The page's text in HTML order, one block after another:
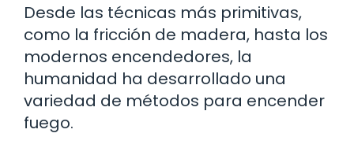
Desde las técnicas más primitivas,
como la fricción de madera, hasta los
modernos encendedores, la
humanidad ha desarrollado una
variedad de métodos para encender
fuego.